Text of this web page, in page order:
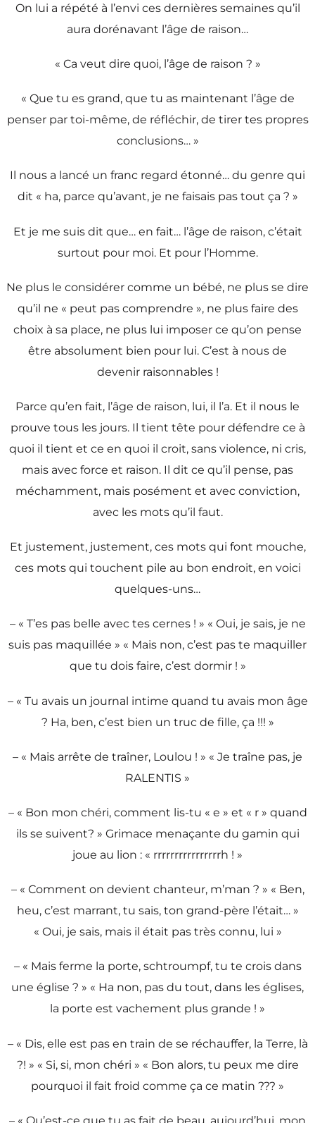
On lui a répété à l’envi ces dernières semaines qu’il
aura dorénavant l’âge de raison…
« Ca veut dire quoi, l’âge de raison ? »
« Que tu es grand, que tu as maintenant l’âge de
penser par toi-même, de réfléchir, de tirer tes propres
conclusions… »
Il nous a lancé un franc regard étonné… du genre qui
dit « ha, parce qu’avant, je ne faisais pas tout ça ? »
Et je me suis dit que… en fait… l’âge de raison, c’était
surtout pour moi. Et pour l’Homme.
Ne plus le considérer comme un bébé, ne plus se dire
qu’il ne « peut pas comprendre », ne plus faire des
choix à sa place, ne plus lui imposer ce qu’on pense
être absolument bien pour lui. C’est à nous de
devenir raisonnables !
Parce qu’en fait, l’âge de raison, lui, il l’a. Et il nous le
prouve tous les jours. Il tient tête pour défendre ce à
quoi il tient et ce en quoi il croit, sans violence, ni cris,
mais avec force et raison. Il dit ce qu’il pense, pas
méchamment, mais posément et avec conviction,
avec les mots qu’il faut.
Et justement, justement, ces mots qui font mouche,
ces mots qui touchent pile au bon endroit, en voici
quelques-uns…
– « T’es pas belle avec tes cernes ! » « Oui, je sais, je ne
suis pas maquillée » « Mais non, c’est pas te maquiller
que tu dois faire, c’est dormir ! »
– « Tu avais un journal intime quand tu avais mon âge
? Ha, ben, c’est bien un truc de fille, ça !!! »
– « Mais arrête de traîner, Loulou ! » « Je traîne pas, je
RALENTIS »
– « Bon mon chéri, comment lis-tu « e » et « r » quand
ils se suivent? » Grimace menaçante du gamin qui
joue au lion : « rrrrrrrrrrrrrrrrh ! »
– « Comment on devient chanteur, m’man ? » « Ben,
heu, c’est marrant, tu sais, ton grand-père l’était… »
« Oui, je sais, mais il était pas très connu, lui »
– « Mais ferme la porte, schtroumpf, tu te crois dans
une église ? » « Ha non, pas du tout, dans les églises,
la porte est vachement plus grande ! »
– « Dis, elle est pas en train de se réchauffer, la Terre, là
?! » « Si, si, mon chéri » « Bon alors, tu peux me dire
pourquoi il fait froid comme ça ce matin ??? »
– « Qu’est-ce que tu as fait de beau, aujourd’hui, mon